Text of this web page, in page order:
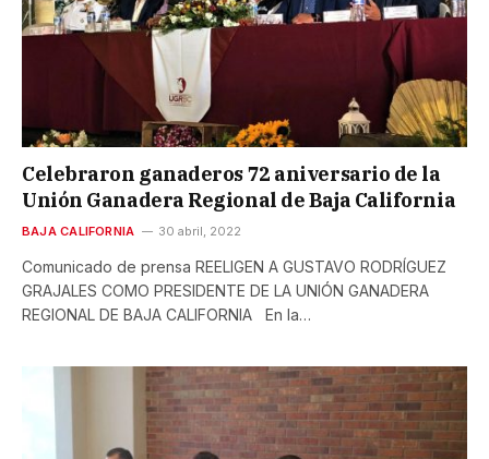
Celebraron ganaderos 72 aniversario de la
Unión Ganadera Regional de Baja California
BAJA CALIFORNIA 30 abril, 2022
Comunicado de prensa REELIGEN A GUSTAVO RODRÍGUEZ
GRAJALES COMO PRESIDENTE DE LA UNIÓN GANADERA
REGIONAL DE BAJA CALIFORNIA En la…